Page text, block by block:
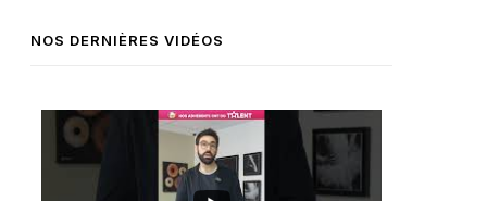
NOS DERNIÈRES VIDÉOS